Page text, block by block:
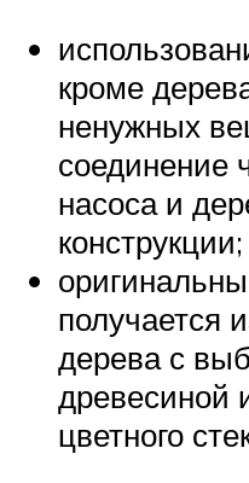
кроме
ненужных
соединение
насоса и
конструкции;
получается
дерева с
древесиной
цветного